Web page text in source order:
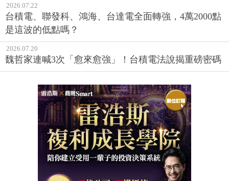
2026.07.22
台積電、聯發科、鴻海、台達電全面轉強，4萬2000點
是這波的低點嗎？
2026.07.20
魏哲家連喊3次「愈來愈強」！台積電法說揭重磅密碼